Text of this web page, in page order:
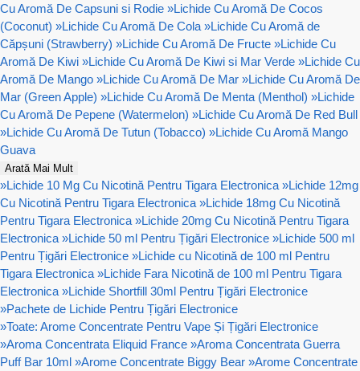
Cu Aromă De Capsuni si Rodie »Lichide Cu Aromă De Cocos
(Coconut) »Lichide Cu Aromă De Cola »Lichide Cu Aromă de
Căpșuni (Strawberry) »Lichide Cu Aromă De Fructe »Lichide Cu
Aromă De Kiwi »Lichide Cu Aromă De Kiwi si Mar Verde »Lichide Cu
Aromă De Mango »Lichide Cu Aromă De Mar »Lichide Cu Aromă De
Mar (Green Apple) »Lichide Cu Aromă De Menta (Menthol) »Lichide
Cu Aromă De Pepene (Watermelon) »Lichide Cu Aromă De Red Bull
»Lichide Cu Aromă De Tutun (Tobacco) »Lichide Cu Aromă Mango
Guava
Arată Mai Mult
»Lichide 10 Mg Cu Nicotină Pentru Tigara Electronica »Lichide 12mg
Cu Nicotină Pentru Tigara Electronica »Lichide 18mg Cu Nicotină
Pentru Tigara Electronica »Lichide 20mg Cu Nicotină Pentru Tigara
Electronica »Lichide 50 ml Pentru Țigări Electronice »Lichide 500 ml
Pentru Țigări Electronice »Lichide cu Nicotină de 100 ml Pentru
Tigara Electronica »Lichide Fara Nicotină de 100 ml Pentru Tigara
Electronica »Lichide Shortfill 30ml Pentru Țigări Electronice
»Pachete de Lichide Pentru Țigări Electronice
»Toate: Arome Concentrate Pentru Vape Și Țigări Electronice
»Aroma Concentrata Eliquid France »Aroma Concentrata Guerra
Puff Bar 10ml »Arome Concentrate Biggy Bear »Arome Concentrate